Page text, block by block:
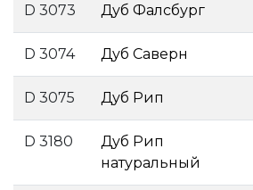
D 3073 Дуб Фалсбург
D 3074 Дуб Саверн
D 3075 Дуб Рип
D 3180
Дуб Рип
натуральный